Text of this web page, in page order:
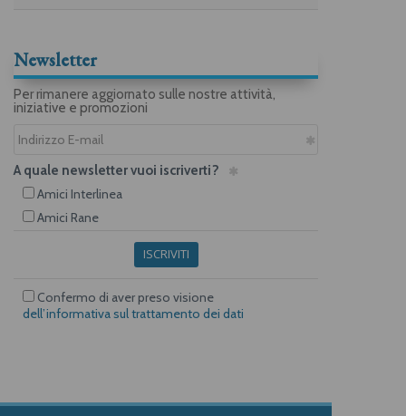
Newsletter
Per rimanere aggiornato sulle nostre attività,
iniziative e promozioni
A quale newsletter vuoi iscriverti?
Amici Interlinea
Amici Rane
ISCRIVITI
Confermo di aver preso visione
dell’informativa sul trattamento dei dati